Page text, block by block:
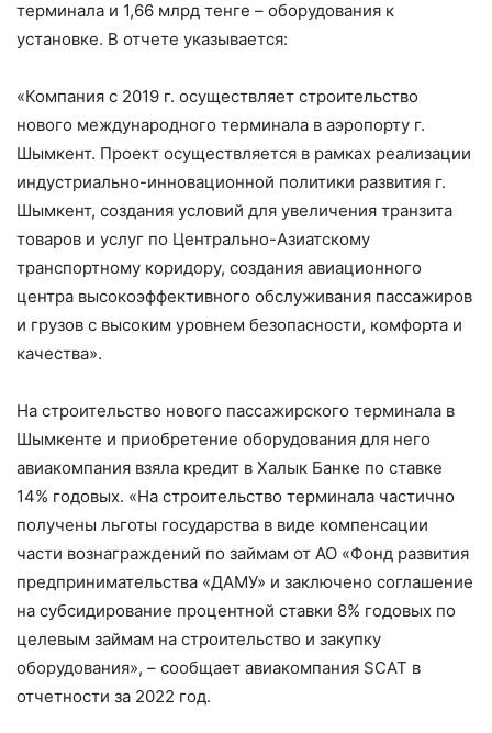
терминала и 1,66 млрд тенге – оборудования к
установке. В отчете указывается:
«Компания с 2019 г. осуществляет строительство
нового международного терминала в аэропорту г.
Шымкент. Проект осуществляется в рамках реализации
индустриально-инновационной политики развития г.
Шымкент, создания условий для увеличения транзита
товаров и услуг по Центрально-Азиатскому
транспортному коридору, создания авиационного
центра высокоэффективного обслуживания пассажиров
и грузов с высоким уровнем безопасности, комфорта и
качества».
На строительство нового пассажирского терминала в
Шымкенте и приобретение оборудования для него
авиакомпания взяла кредит в Халык Банке по ставке
14% годовых. «На строительство терминала частично
получены льготы государства в виде компенсации
части вознаграждений по займам от АО «Фонд развития
предпринимательства «ДАМУ» и заключено соглашение
на субсидирование процентной ставки 8% годовых по
целевым займам на строительство и закупку
оборудования», – сообщает авиакомпания SCAT в
отчетности за 2022 год.